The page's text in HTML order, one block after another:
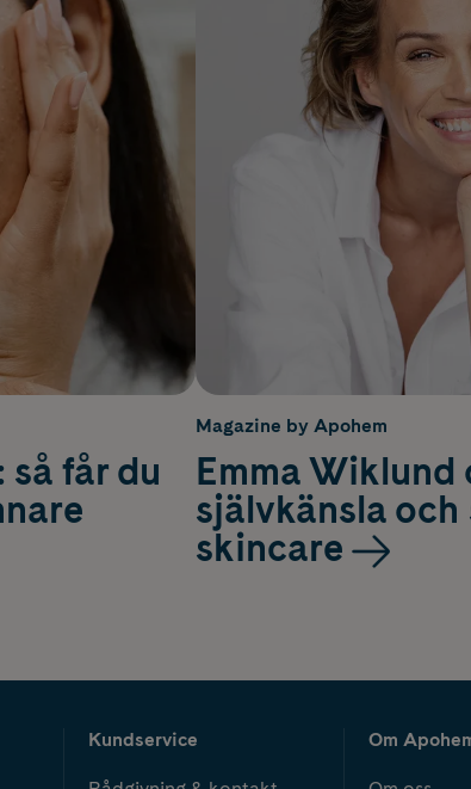
får du
Magazine by Apohem
Emma Wiklund
självkänsla och
skincare
Kundservice Om